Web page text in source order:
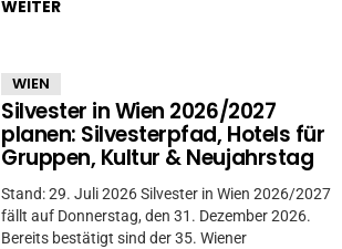
WEITER
WIEN
Silvester in Wien 2026/2027
planen: Silvesterpfad, Hotels für
Gruppen, Kultur & Neujahrstag
Stand: 29. Juli 2026 Silvester in Wien 2026/2027
fällt auf Donnerstag, den 31. Dezember 2026.
Bereits bestätigt sind der 35. Wiener